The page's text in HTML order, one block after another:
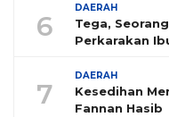
6
DAERAH
Tega,
Perkarakan
7
DAERAH
Kesedihan
Fannan Hasib